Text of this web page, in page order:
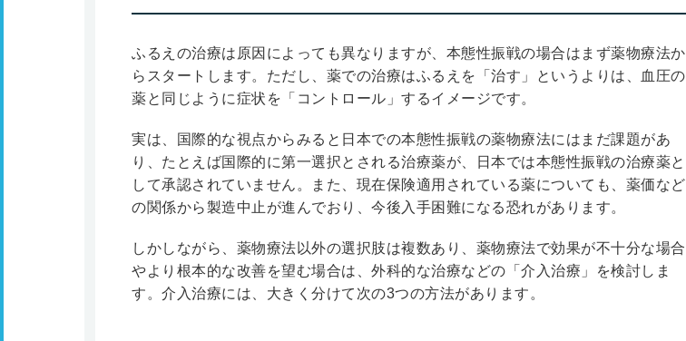
ふるえの治療は原因によっても異なりますが、本態性振戦の場合はまず薬物療法か
らスタートします。ただし、薬での治療はふるえを「治す」というよりは、血圧の
薬と同じように症状を「コントロール」するイメージです。
実は、国際的な視点からみると日本での本態性振戦の薬物療法にはまだ課題があ
り、たとえば国際的に第一選択とされる治療薬が、日本では本態性振戦の治療薬と
して承認されていません。また、現在保険適用されている薬についても、薬価など
の関係から製造中止が進んでおり、今後入手困難になる恐れがあります。
しかしながら、薬物療法以外の選択肢は複数あり、薬物療法で効果が不十分な場合
やより根本的な改善を望む場合は、外科的な治療などの「介入治療」を検討しま
す。介入治療には、大きく分けて次の3つの方法があります。